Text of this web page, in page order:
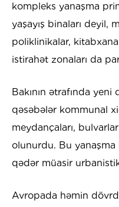
kompleks yanaşma
yaşayış binaları deyil,
poliklinikalar,
istirahət zonaları da
Bakının ətrafında yeni
qəsəbələr kommunal
meydançaları,
olunurdu. Bu
qədər müasir
Avropada həmin